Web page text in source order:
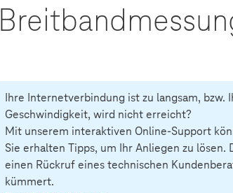
Ihre Internetverbindung ist zu langsam,
Geschwindigkeit, wird nicht erreicht?
Mit unserem interaktiven Online-Support
Sie erhalten Tipps, um Ihr Anliegen zu
einen Rückruf eines technischen
kümmert.